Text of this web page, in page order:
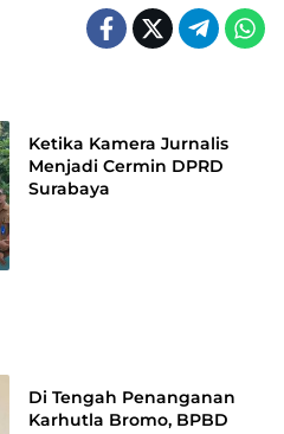
Ketika Kamera Jurnalis
Menjadi Cermin DPRD
Surabaya
Di Tengah Penanganan
Karhutla Bromo, BPBD